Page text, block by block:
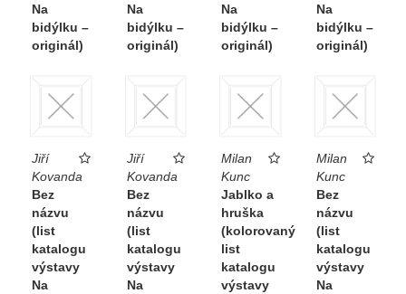
Na
bidýlku –
originál)
Na
bidýlku –
originál)
Na
bidýlku –
originál)
Na
bidýlku –
originál)
Jiří
Kovanda
Bez
názvu
(list
katalogu
výstavy
Na
Jiří
Kovanda
Bez
názvu
(list
katalogu
výstavy
Na
Milan
Kunc
Jablko a
hruška
(kolorovaný
list
katalogu
výstavy
Milan
Kunc
Bez
názvu
(list
katalogu
výstavy
Na